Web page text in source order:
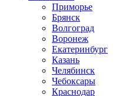
Приморье
Брянск
Волгоград
Воронеж
Екатеринбург
Казань
Челябинск
Чебоксары
Краснодар